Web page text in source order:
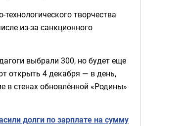
творчества
из-за санкционного
выбрали 300, но будет еще
открыть 4 декабря — в день,
в стенах обновлённой «Родины»
долги по зарплате на сумму